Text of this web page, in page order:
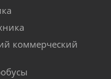
коммерческий